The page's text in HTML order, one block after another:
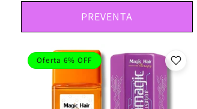
PREVENTA
Oferta 6% OFF